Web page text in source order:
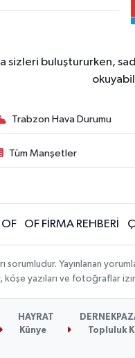
sizleri buluştururken,
Trabzon Hava Durumu
Tüm Manşetler
OF OF FİRMA REHBERİ
sorumludur. Yayınlanan
köşe yazıları ve fotoğraflar
HAYRAT
Künye Topluluk